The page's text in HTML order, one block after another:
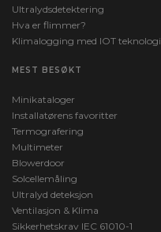
Ultralydsdetektering
Hva er flimmer?
Klimalogging med IOT teknologi
MEST BESØKT
Minikataloger
Installatørens favoritter
Termografering
Multimeter
Blowerdoor
Solcellemåling
Ultralyd deteksjon
Ventilasjon & Klima
Sikkerhetskrav IEC 61010-1